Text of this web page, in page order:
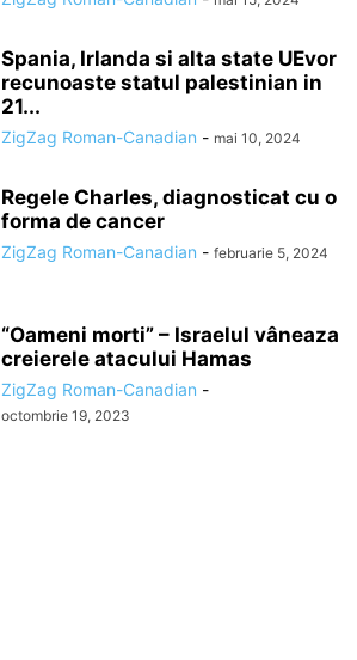
Spania, Irlanda si alta state UEvor
recunoaste statul palestinian in
21...
ZigZag Roman-Canadian - mai 10, 2024
Regele Charles, diagnosticat cu o
forma de cancer
ZigZag Roman-Canadian - februarie 5, 2024
“Oameni morti” – Israelul vâneaza
creierele atacului Hamas
ZigZag Roman-Canadian -
octombrie 19, 2023